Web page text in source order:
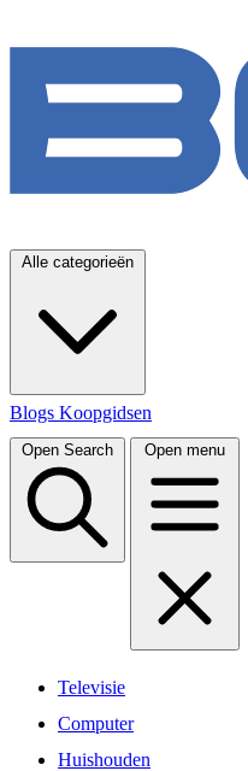
Alle categorieën
Blogs Koopgidsen
Open Search Open menu
Televisie
Computer
Huishouden